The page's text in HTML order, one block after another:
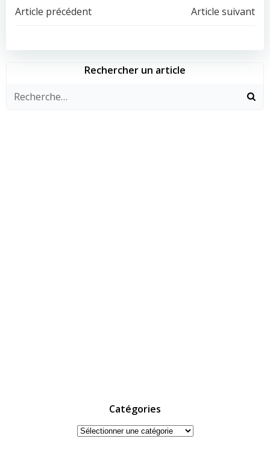
Navigation
de
l’article
Article précédent
Navigation
de
l’article
Article suivant
Rechercher un article
Catégories
Catégories